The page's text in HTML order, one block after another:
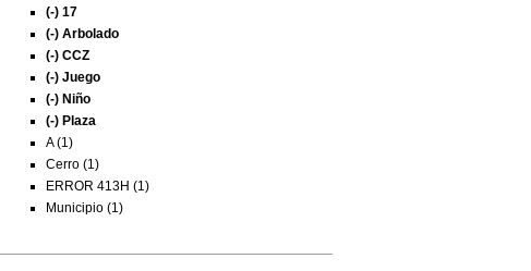
(-) 17
(-) Arbolado
(-) CCZ
(-) Juego
(-) Niño
(-) Plaza
A (1)
Cerro (1)
ERROR 413H (1)
Municipio (1)